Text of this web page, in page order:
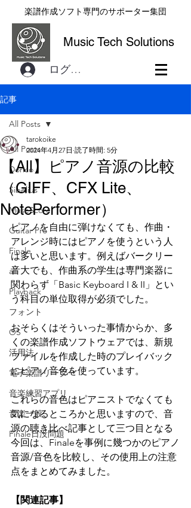
楽譜作成ソフト専門のサポーター集団
Music Tech Solutions
ログイン
記事
All Posts
Dorico
Sibelius
MuseScore
Guitar Pro
Finale
all
Playback
フォント
OS
活用法
電子楽譜リーダー
音楽練習アプリ
音楽一般
Finale日没問題
All Posts
【All】ピアノ音源の比較
（GIFF、CFX Lite、
NotePerformer）
tarokoike
2024年4月27日 読了時間: 5分
ピアノを自由に弾けなくても、作曲・
アレンジ時にはピアノを使うという人
は多いと思います。例えばバークリー
音大でも、作曲系の学生は専門楽器に
関わらず「Basic Keyboard I & II」とい
う科目の単位取得が必須でした。
おそらくはそういった事情からか、多
くの楽譜作成ソフトウェアでは、新規
ファイルを作成した時のプレイバック
にピアノ音色を使っています。
これらの音色はピアニストでなくても
気になるところかと思いますので、音
源の聴き比べ記事として三つ目となる
今回は、Finaleを事例に幾つかのピアノ
音源/音色を比較し、その使用上の注意
点をまとめてみました。
【関連記事】